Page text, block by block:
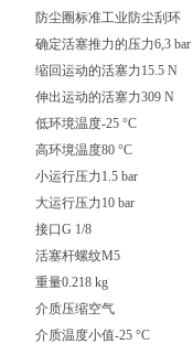
防尘圈标准工业防尘刮环
确定活塞推力的压力6,3 bar
缩回运动的活塞力15.5 N
伸出运动的活塞力309 N
低环境温度-25 °C
高环境温度80 °C
小运行压力1.5 bar
大运行压力10 bar
接口G 1/8
活塞杆螺纹M5
重量0.218 kg
介质压缩空气
介质温度小值-25 °C